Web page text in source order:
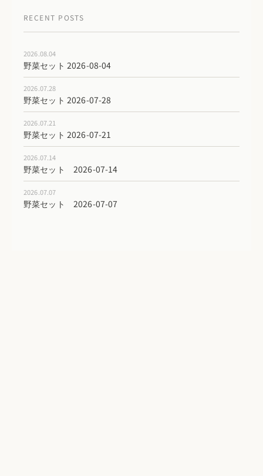
RECENT POSTS
2026.08.04
野菜セット 2026-08-04
2026.07.28
野菜セット 2026-07-28
2026.07.21
野菜セット 2026-07-21
2026.07.14
野菜セット 2026-07-14
2026.07.07
野菜セット 2026-07-07